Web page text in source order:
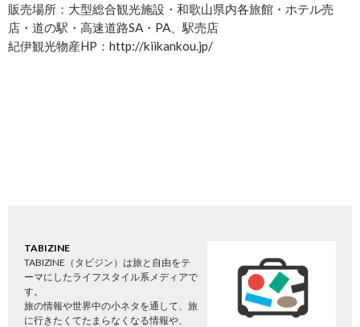
販売場所：大型総合観光施設・和歌山県内各旅館・ホテル売
店・道の駅・高速道路SA・PA、駅売店
紀伊観光物産HP：http://kiikankou.jp/
TABIZINE
TABIZINE（タビジン）は旅と自由をテ
ーマにしたライフスタイル系メディアで
す。
旅の情報や世界中の小ネタを通して、旅
に行きたくてたまらなくなる情報や、